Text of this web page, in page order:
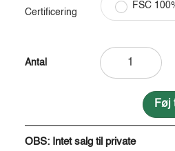
Certificering
FSC
Føj
A
lOBS: Intet salg til private